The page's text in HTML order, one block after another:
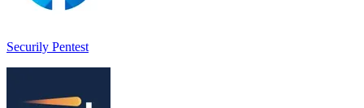
Securily Pentest